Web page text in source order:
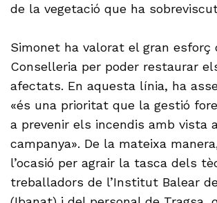
de la vegetació que ha
Simonet ha valorat el gran
Conselleria per poder restaurar
afectats. En aquesta línia, ha
«és una prioritat que la gestió
a prevenir els incendis amb vista
campanya». De la mateixa
l’ocasió per agrair la tasca dels
treballadors de l’Institut Balear